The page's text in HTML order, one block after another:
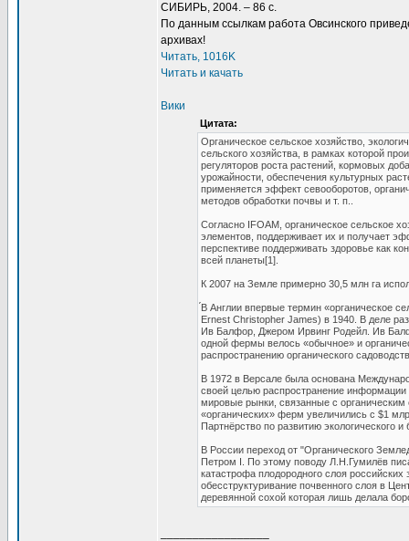
СИБИРЬ, 2004. – 86 с.
По данным ссылкам работа Овсинского
архивах!
Читать, 1016K
Читать и качать
Вики
Цитата:
Органическое сельское хозяйство,
сельского хозяйства, в рамках которой
регуляторов роста растений, кормовых
урожайности, обеспечения культурных
применяется эффект севооборотов,
методов обработки почвы и т. п..
Согласно IFOAM, органическое сельское
элементов, поддерживает их и получает
перспективе поддерживать здоровье как
всей планеты[1].
К 2007 на Земле примерно 30,5 млн га
́В Англии впервые термин «органическое
Ernest Christopher James) в 1940. В деле
Ив Балфор, Джером Ирвинг Родейл. Ив
одной фермы велось «обычное» и
распространению органического
В 1972 в Версале была основана
своей целью распространение информации
мировые рынки, связанные с
«органических» ферм увеличились с $1
Партнёрство по развитию экологического
В России переход от "Органического
Петром I. По этому поводу Л.Н.Гумилёв
катастрофа плодородного слоя
обесструктуривание почвенного слоя в
деревянной сохой которая лишь делала